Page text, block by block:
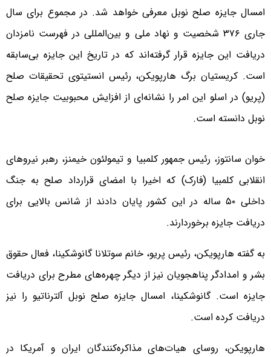
امسال جایزه صلح نوبل معرفی خواهد شد. در مجموع برای سال
جاری ۳۷۶ شخصیت و نهاد ملی و بین‌المللی در فهرست نامزدان
دریافت این جایزه قرار گرفته‌اند که در تاریخ این جایزه بی‌سابقه
است. کریستیان برگ هارپویکن، رئیس انستیتوی تحقیقات صلح
(پریو) در اسلو این امر را نشانه‌ای از افزایش محبوبیت جایزه صلح
نوبل دانسته است.
خوان سانتوز، رئیس جمهور کلمبیا و تیمولئون خیمنز، رهبر نیروهای
انقلابی کلمبیا (فارک) که اخیرا با امضای قرارداد صلح به جنگ
داخلی ۵۰ ساله در این کشور پایان دادند از شانس بالایی برای
دریافت جایزه برخوردارند.
به گفته هارپویکن، رئیس پریو، خانم سوتلانا گانوشکینا، فعال حقوق
بشر و امدادگر پناهجویان نیز از دیگر چهره‌های مطرح برای دریافت
جایزه است. گانوشکینا، امسال جایزه صلح نوبل آلترناتیو را نیز
دریافت کرده است.
هارپویکن، روسای هیات‌های مذاکره‌کنندگان ایران و آمریکا در